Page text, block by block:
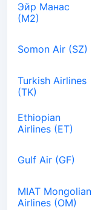
Эйр Манас
(М2)
Somon Air (SZ)
Turkish Airlines
(TK)
Ethiopian
Airlines (ET)
Gulf Air (GF)
MIAT Mongolian
Airlines (OM)